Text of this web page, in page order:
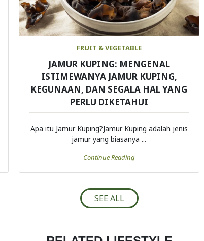
FRUIT & VEGETABLE
JAMUR KUPING: MENGENAL
ISTIMEWANYA JAMUR KUPING,
KEGUNAAN, DAN SEGALA HAL YANG
PERLU DIKETAHUI
Apa itu Jamur Kuping?Jamur Kuping adalah jenis
jamur yang biasanya ...
Continue Reading
SEE ALL